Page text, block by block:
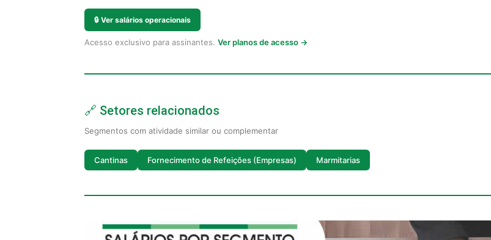
🔒 Ver salários operacionais
Acesso exclusivo para assinantes. Ver planos de acesso →
🔗 Setores relacionados
Segmentos com atividade similar ou complementar
Cantinas Fornecimento de Refeições (Empresas) Marmitarias